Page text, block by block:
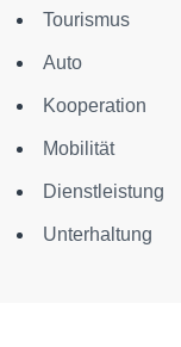
Tourismus
Auto
Kooperation
Mobilität
Dienstleistung
Unterhaltung